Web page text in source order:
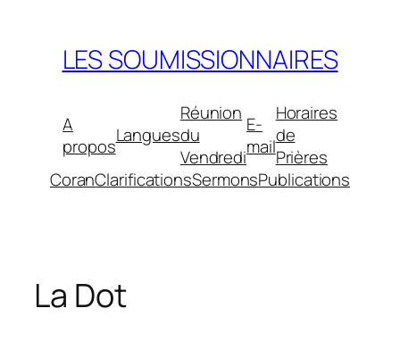
contenuLES SOUMISSIONNAIRES
A
proposLangues
Réunion
du
Vendredi
E-
mail
Horaires
de
Prières
CoranClarificationsSermonsPublications
La Dot